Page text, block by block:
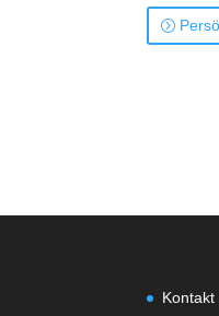
Kontakt